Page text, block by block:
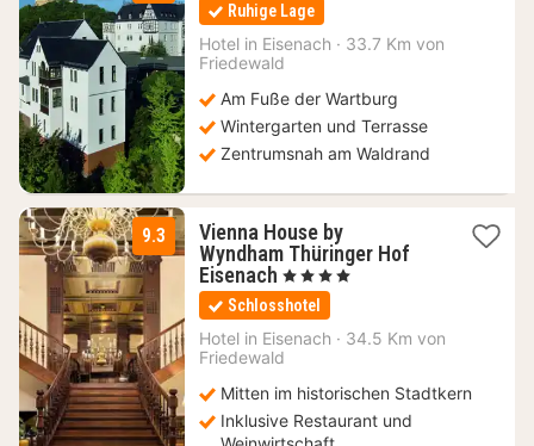
64
Ruhige Lage
Hotel in Eisenach · 33.7 Km von
Friedewald
Am Fuße der Wartburg
Wintergarten und Terrasse
Zentrumsnah am Waldrand
9.3
Vienna House by
Wyndham Thüringer Hof
Eisenach 1
Nacht
ab
90,48
€
, 4 Sterne
Schlosshotel
Hotel in Eisenach · 34.5 Km von
Friedewald
Mitten im historischen Stadtkern
Inklusive Restaurant und